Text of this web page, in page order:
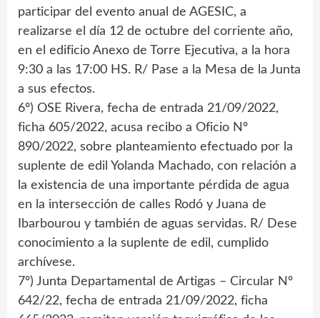
participar del evento anual de AGESIC, a
realizarse el día 12 de octubre del corriente año,
en el edificio Anexo de Torre Ejecutiva, a la hora
9:30 a las 17:00 HS. R/ Pase a la Mesa de la Junta
a sus efectos.
6º) OSE Rivera, fecha de entrada 21/09/2022,
ficha 605/2022, acusa recibo a Oficio Nº
890/2022, sobre planteamiento efectuado por la
suplente de edil Yolanda Machado, con relación a
la existencia de una importante pérdida de agua
en la intersección de calles Rodó y Juana de
Ibarbourou y también de aguas servidas. R/ Dese
conocimiento a la suplente de edil, cumplido
archívese.
7º) Junta Departamental de Artigas – Circular Nº
642/22, fecha de entrada 21/09/2022, ficha